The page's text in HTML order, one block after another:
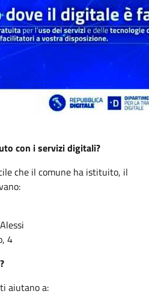
con i servizi digitali?
che il comune ha istituito, il
4
aiutano a: